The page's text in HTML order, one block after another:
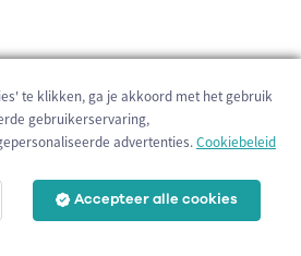
te klikken, ga je akkoord met het gebruik
gebruikerservaring,
advertenties.Cookiebeleid
Accepteer alle cookies